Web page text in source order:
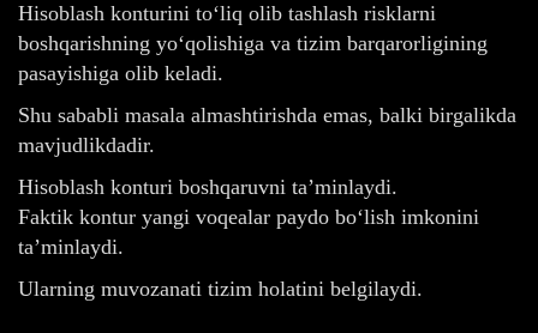
Hisoblash konturini to‘liq olib tashlash risklarni
boshqarishning yo‘qolishiga va tizim barqarorligining
pasayishiga olib keladi.
Shu sababli masala almashtirishda emas, balki birgalikda
mavjudlikdadir.
Hisoblash konturi boshqaruvni ta’minlaydi.
Faktik kontur yangi voqealar paydo bo‘lish imkonini
ta’minlaydi.
Ularning muvozanati tizim holatini belgilaydi.